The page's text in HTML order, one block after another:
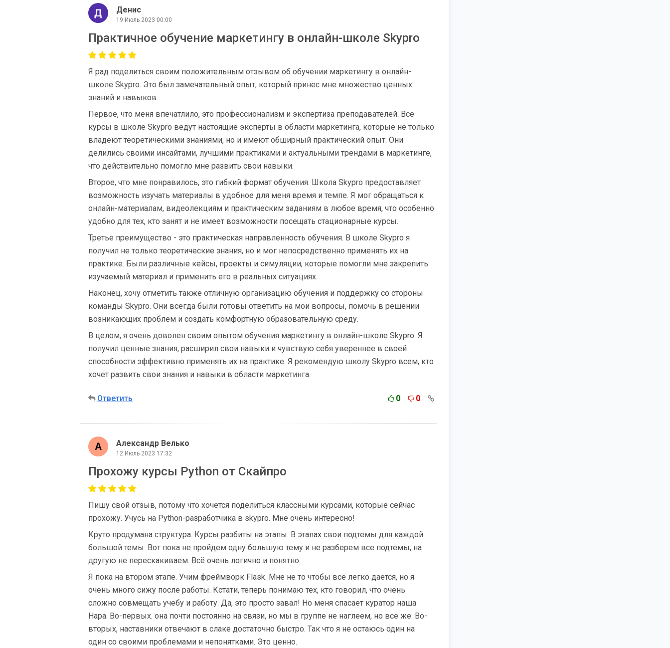
Денис
19 Июль 2023 00:00
Практичное обучение маркетингу в онлайн-школе Skypro
Я рад поделиться своим положительным отзывом об обучении маркетингу в онлайн-
школе Skypro. Это был замечательный опыт, который принес мне множество ценных
знаний и навыков.
Первое, что меня впечатлило, это профессионализм и экспертиза преподавателей. Все
курсы в школе Skypro ведут настоящие эксперты в области маркетинга, которые не только
владеют теоретическими знаниями, но и имеют обширный практический опыт. Они
делились своими инсайтами, лучшими практиками и актуальными трендами в маркетинге,
что действительно помогло мне развить свои навыки.
Второе, что мне понравилось, это гибкий формат обучения. Школа Skypro предоставляет
возможность изучать материалы в удобное для меня время и темпе. Я мог обращаться к
онлайн-материалам, видеолекциям и практическим заданиям в любое время, что особенно
удобно для тех, кто занят и не имеет возможности посещать стационарные курсы.
Третье преимущество - это практическая направленность обучения. В школе Skypro я
получил не только теоретические знания, но и мог непосредственно применять их на
практике. Были различные кейсы, проекты и симуляции, которые помогли мне закрепить
изучаемый материал и применить его в реальных ситуациях.
Наконец, хочу отметить также отличную организацию обучения и поддержку со стороны
команды Skypro. Они всегда были готовы ответить на мои вопросы, помочь в решении
возникающих проблем и создать комфортную образовательную среду.
В целом, я очень доволен своим опытом обучения маркетингу в онлайн-школе Skypro. Я
получил ценные знания, расширил свои навыки и чувствую себя увереннее в своей
способности эффективно применять их на практике. Я рекомендую школу Skypro всем, кто
хочет развить свои знания и навыки в области маркетинга.
Ответить 0 0
Александр Велько
12 Июль 2023 17:32
Прохожу курсы Python от Скайпро
Пишу свой отзыв, потому что хочется поделиться классными курсами, которые сейчас
прохожу. Учусь на Python-разработчика в skypro. Мне очень интересно!
Круто продумана структура. Курсы разбиты на этапы. В этапах свои подтемы для каждой
большой темы. Вот пока не пройдем одну большую тему и не разберем все подтемы, на
другую не перескакиваем. Всё очень логично и понятно.
Я пока на втором этапе. Учим фреймворк Flask. Мне не то чтобы всё легко дается, но я
очень много сижу после работы. Кстати, теперь понимаю тех, кто говорил, что очень
сложно совмещать учебу и работу. Да, это просто завал! Но меня спасает куратор наша
Нара. Во-первых. она почти постоянно на связи, но мы в группе не наглеем, но всё же. Во-
вторых, наставники отвечают в слаке достаточно быстро. Так что я не остаюсь один на
один со своими проблемами и непонятками. Это ценно.